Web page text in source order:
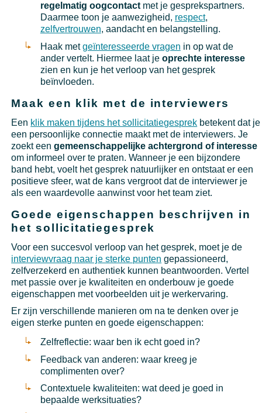
regelmatig oogcontactmet je gesprekspartners.
Daarmee toon je aanwezigheid, respect,
zelfvertrouwen, aandacht en belangstelling.
Haak metgeïnteresseerde vragen in op wat de
ander vertelt. Hiermee laat je oprechte interesse
zien en kun je het verloop van het gesprek
beïnvloeden.
Maak een klik met de interviewers
Een klik maken tijdens het sollicitatiegesprek betekent dat je
een persoonlijke connectie maakt met de interviewers. Je
zoekt eengemeenschappelijke achtergrond of interesse
om informeel over te praten. Wanneer je een bijzondere
band hebt, voelt het gesprek natuurlijker en ontstaat er een
positieve sfeer, wat de kans vergroot dat de interviewer je
als een waardevolle aanwinst voor het team ziet.
Goede eigenschappen beschrijven in
het sollicitatiegesprek
Voor een succesvol verloop van het gesprek, moet je de
interviewvraag naar je sterke punten gepassioneerd,
zelfverzekerd en authentiek kunnen beantwoorden. Vertel
met passie over je kwaliteiten en onderbouw je goede
eigenschappen met voorbeelden uit je werkervaring.
Er zijn verschillende manieren om na te denken over je
eigen sterke punten en goede eigenschappen:
Zelfreflectie: waar ben ik echt goed in?
Feedback van anderen: waar kreeg je
complimenten over?
Contextuele kwaliteiten: wat deed je goed in
bepaalde werksituaties?